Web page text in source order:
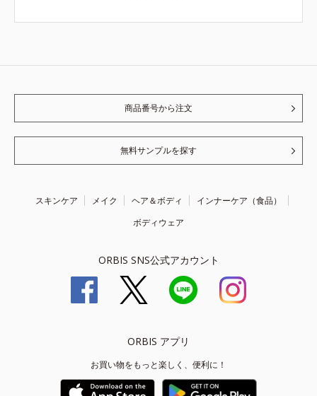
商品番号から注文
無料サンプルを探す
スキンケア メイク ヘア＆ボディ
インナーケア（食品）
ボディウェア
ORBIS SNS公式アカウント
ORBIS アプリ
お買い物をもっと楽しく、便利に！